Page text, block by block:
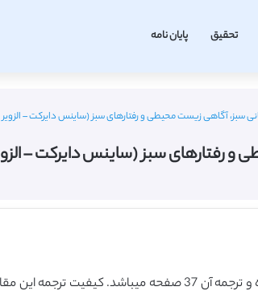
تحقیق پایان نامه
آگاهی زیست محیطی و رفتارهای سبز (ساینس دایرکت – الزویر 2021) (ترجمه ویژه – طلایی
(ساینس دایرکت – الزویر 2021) (ترجمه ویژه –